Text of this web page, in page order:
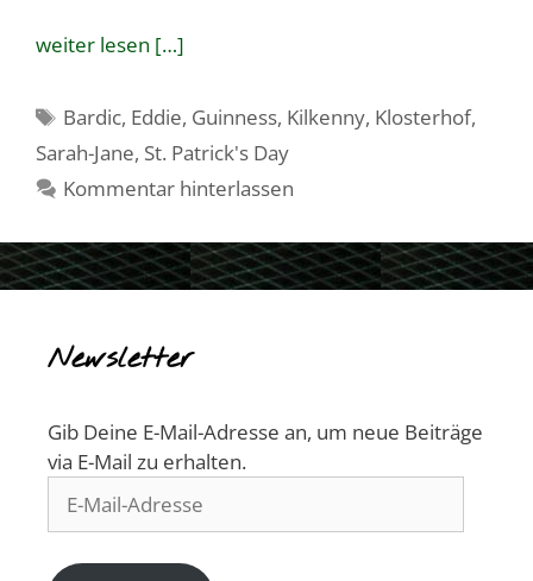
weiter lesen […]
Schlagwörter
Bardic, Eddie, Guinness, Kilkenny, Klosterhof,
Sarah-Jane, St. Patrick's Day
Kommentar hinterlassen
Newsletter
Gib Deine E-Mail-Adresse an, um neue Beiträge
via E-Mail zu erhalten.
Mail-